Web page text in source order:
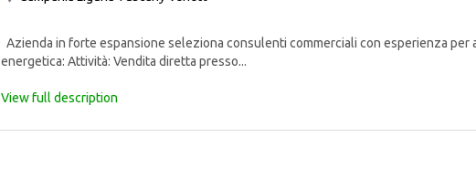
Azienda in forte espansione seleziona consulenti commerciali con esperienza
energetica: Attività: Vendita diretta presso...
View full description